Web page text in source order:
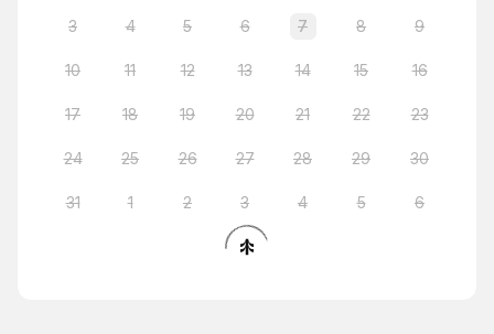
3 4 5 6 7 8 9
10 11 12 13 14 15 16
17 18 19 20 21 22 23
24 25 26 27 28 29 30
31 1 2 3 4 5 6